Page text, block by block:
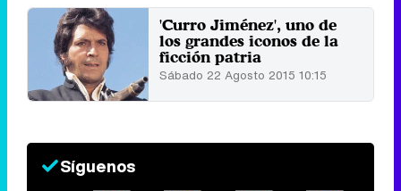
'Curro Jiménez', uno de
los grandes iconos de la
ficción patria
Sábado 22 Agosto 2015 10:15
Síguenos